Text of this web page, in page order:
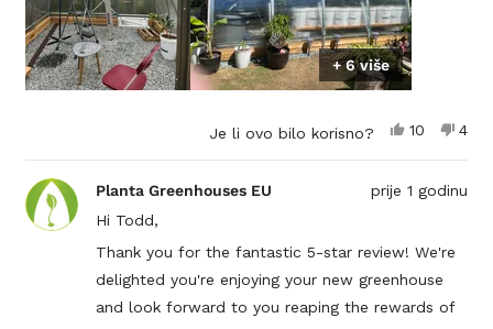
+ 6 više
Je li ovo bilo korisno?
Da,
recenzija
korisnika
je
korisna.
10
je
glasalo
Ne,
4
nije
Planta Greenhouses EU
prije 1 godinu
Hi Todd,
Thank you for the fantastic 5-star review! We're
delighted you're enjoying your new greenhouse
and look forward to you reaping the rewards of